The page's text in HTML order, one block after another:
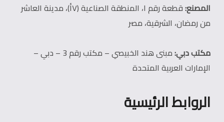
المصنع:
قطعة رقم ١، المنطقة الصناعية (٧أ)، مدينة العاشر
من رمضان، الشرقية، مصر
مكتب دبي:
مبنى هند الخبيصي – مكتب رقم 3 – دبي –
الإمارات العربية المتحدة
الروابط الرئيسية